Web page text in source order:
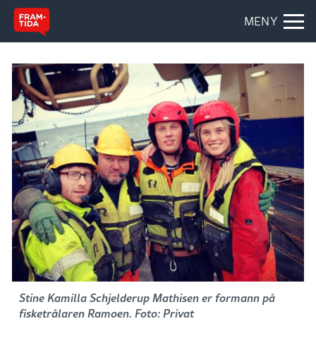
MENY
Stine Kamilla Schjelderup Mathisen er formann på
fisketrålaren Ramoen. Foto: Privat